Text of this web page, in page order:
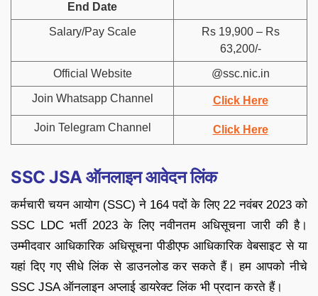
End Date
Salary/Pay Scale
Rs 19,900 – Rs
63,200/-
Official Website @ssc.nic.in
Join Whatsapp Channel Click Here
Join Telegram Channel Click Here
SSC JSA ऑनलाइन आवेदन लिंक
कर्मचारी चयन आयोग (SSC) ने 164 पदों के लिए 22 नवंबर 2023 को
SSC LDC भर्ती 2023 के लिए नवीनतम अधिसूचना जारी की है।
उम्मीदवार आधिकारिक अधिसूचना पीडीएफ आधिकारिक वेबसाइट से या
यहां दिए गए सीधे लिंक से डाउनलोड कर सकते हैं। हम आपको नीचे
SSC JSA ऑनलाइन अप्लाई डायरेक्ट लिंक भी प्रदान करते हैं।